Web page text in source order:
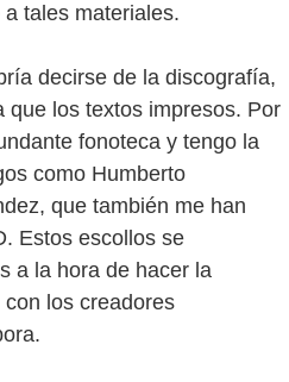
tales materiales.
decirse de la discografía,
que los textos impresos. Por
fonoteca y tengo la
como Humberto
que también me han
Estos escollos se
a la hora de hacer la
los creadores